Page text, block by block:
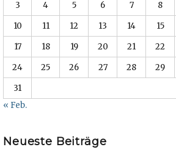
3
4 5 6 7 8
10
11 12 13 14 15
17
18 19 20 21 22
24
25 26 27 28 29
31
« Feb.
Neueste Beiträge